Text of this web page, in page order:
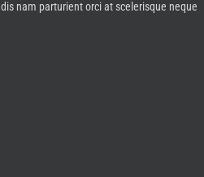
nam parturient orci at scelerisque neque